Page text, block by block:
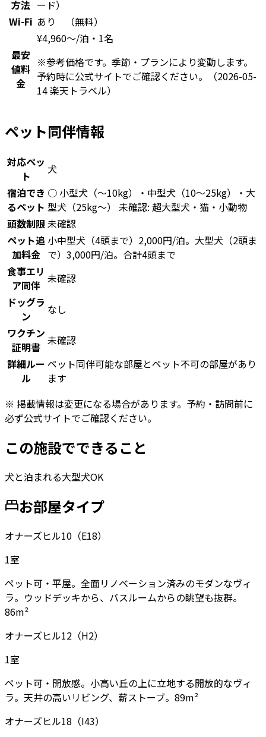
方法 ード）
Wi-Fi あり （無料）
最安
値料
金
¥4,960〜/泊・1名
※参考価格です。季節・プランにより変動します。
予約時に公式サイトでご確認ください。
（2026-05-
14 楽天トラベル）
ペット同伴情報
対応ペッ
ト
犬
宿泊でき
るペット
○ 小型犬（〜10kg）・中型犬（10〜25kg）・大
型犬（25kg〜） 未確認: 超大型犬・猫・小動物
頭数制限未確認
ペット追
加料金
小中型犬（4頭まで）2,000円/泊。大型犬（2頭ま
で）3,000円/泊。合計4頭まで
食事エリ
ア同伴 未確認
ドッグラ
ン
なし
ワクチン
証明書 未確認
詳細ルー
ル
ペット同伴可能な部屋とペット不可の部屋があり
ます
※ 掲載情報は変更になる場合があります。予約・訪問前に
必ず公式サイトでご確認ください。
この施設でできること
犬と泊まれる大型犬OK
お部屋タイプ
オナーズヒル10（E18）
1室
ペット可・平屋。全面リノベーション済みのモダンなヴィ
ラ。ウッドデッキから、バスルームからの眺望も抜群。
86m²
オナーズヒル12（H2）
1室
ペット可・開放感。小高い丘の上に立地する開放的なヴィ
ラ。天井の高いリビング、薪ストーブ。89m²
オナーズヒル18（I43）